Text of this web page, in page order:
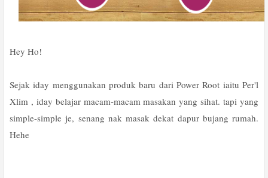
Hey Ho!
Sejak iday menggunakan produk baru dari Power Root iaitu Per'l
Xlim , iday belajar macam-macam masakan yang sihat. tapi yang
simple-simple je, senang nak masak dekat dapur bujang rumah.
Hehe